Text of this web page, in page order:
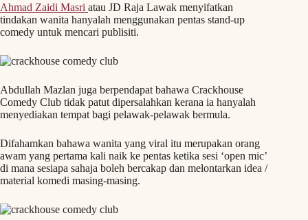
Ahmad Zaidi Masri atau JD Raja Lawak menyifatkan
tindakan wanita hanyalah menggunakan pentas stand-up
comedy untuk mencari publisiti.
Abdullah Mazlan juga berpendapat bahawa Crackhouse
Comedy Club tidak patut dipersalahkan kerana ia hanyalah
menyediakan tempat bagi pelawak-pelawak bermula.
Difahamkan bahawa wanita yang viral itu merupakan orang
awam yang pertama kali naik ke pentas ketika sesi ‘open mic’
di mana sesiapa sahaja boleh bercakap dan melontarkan idea /
material komedi masing-masing.